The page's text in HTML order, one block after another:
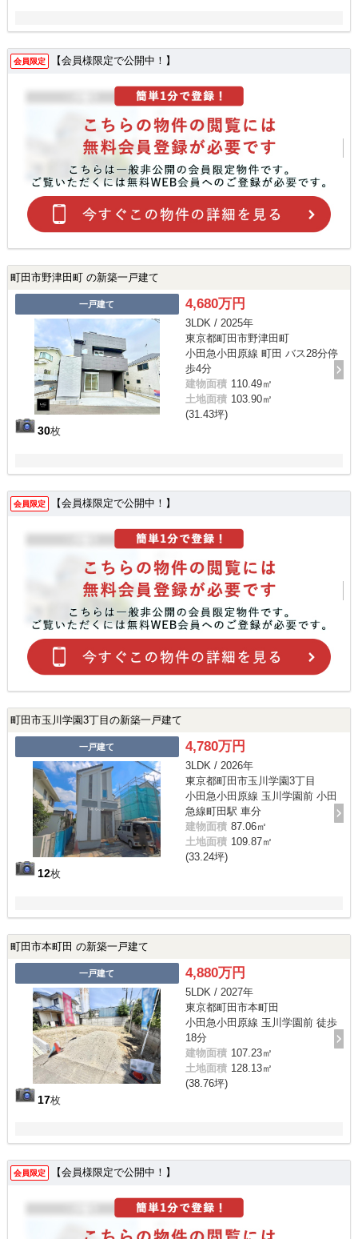
会員限定 【会員様限定で公開中！】
町田市野津田町 の新築一戸建て
一戸建て
30枚
4,680万円
3LDK / 2025年
東京都町田市野津田町
小田急小田原線 町田 バス28分停
歩4分
建物面積 110.49㎡
土地面積 103.90㎡
(31.43坪)
会員限定 【会員様限定で公開中！】
町田市玉川学園3丁目の新築一戸建て
一戸建て
12枚
4,780万円
3LDK / 2026年
東京都町田市玉川学園3丁目
小田急小田原線 玉川学園前 小田
急線町田駅 車分
建物面積 87.06㎡
土地面積 109.87㎡
(33.24坪)
町田市本町田 の新築一戸建て
一戸建て
17枚
4,880万円
5LDK / 2027年
東京都町田市本町田
小田急小田原線 玉川学園前 徒歩
18分
建物面積 107.23㎡
土地面積 128.13㎡
(38.76坪)
会員限定 【会員様限定で公開中！】